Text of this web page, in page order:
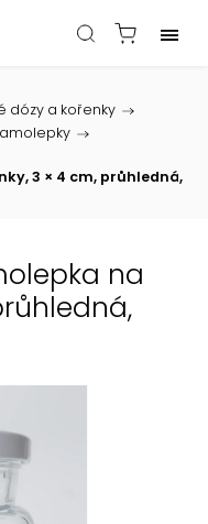
dózy a kořenky /
/
3 × 4 cm, průhledná,
na